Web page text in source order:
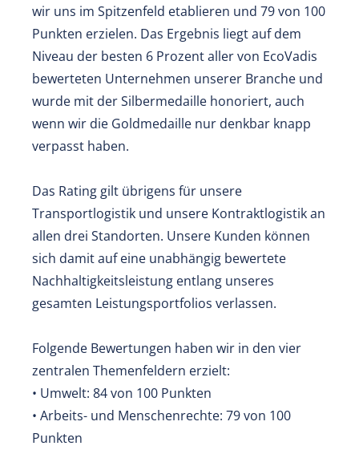
wir uns im Spitzenfeld etablieren und 79 von 100
Punkten erzielen. Das Ergebnis liegt auf dem
Niveau der besten 6 Prozent aller von EcoVadis
bewerteten Unternehmen unserer Branche und
wurde mit der Silbermedaille honoriert, auch
wenn wir die Goldmedaille nur denkbar knapp
verpasst haben.
Das Rating gilt übrigens für unsere
Transportlogistik und unsere Kontraktlogistik an
allen drei Standorten. Unsere Kunden können
sich damit auf eine unabhängig bewertete
Nachhaltigkeitsleistung entlang unseres
gesamten Leistungsportfolios verlassen.
Folgende Bewertungen haben wir in den vier
zentralen Themenfeldern erzielt:
• Umwelt: 84 von 100 Punkten
• Arbeits- und Menschenrechte: 79 von 100
Punkten